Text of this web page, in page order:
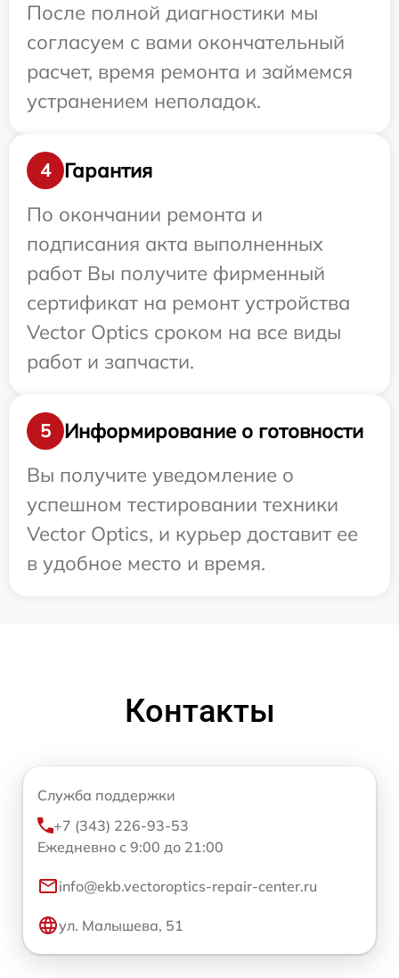
После полной диагностики мы
согласуем с вами окончательный
расчет, время ремонта и займемся
устранением неполадок.
4
Гарантия
По окончании ремонта и
подписания акта выполненных
работ Вы получите фирменный
сертификат на ремонт устройства
Vector Optics сроком на все виды
работ и запчасти.
5
Информирование о готовности
Вы получите уведомление о
успешном тестировании техники
Vector Optics, и курьер доставит ее
в удобное место и время.
Контакты
Служба поддержки
+7 (343) 226-93-53
Ежедневно с 9:00 до 21:00
info@ekb.vectoroptics-repair-center.ru
ул. Малышева, 51